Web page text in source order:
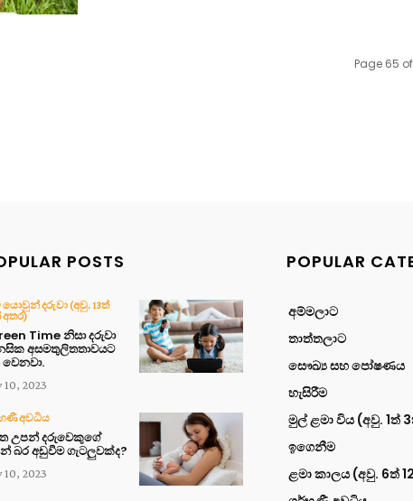
Page 65
POSTS
දරුවා (අවු. 13ත්
අතර)
Time නිසා දරුවා
අසමතුලිතතාවයට
10, 2023
අවධිය
උපන් දරුවෙකුගේ
බර අඩුවීම ගැටලුවක්ද?
10, 2023
POPULAR
අම්මලාට
තාත්තලාට
සෞඛ්‍ය සහ පෝෂණය
හැසිරීම
මුල් ළමා විය (අවු. 1ත්
ඉගෙනීම
ළමා කාලය (අවු. 6ත්